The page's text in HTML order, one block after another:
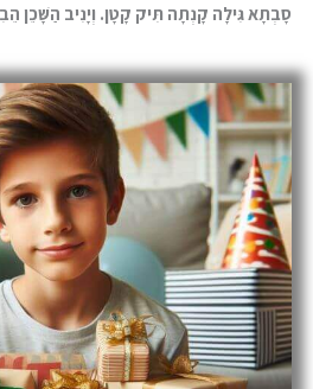
סָבְתָא גִּילָה קָנְתָה תִּיק קָטָן. וְיָנִיב הַשָּׁכֵן